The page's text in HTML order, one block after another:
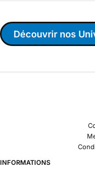
Découvrir nos
INFORMATIONS